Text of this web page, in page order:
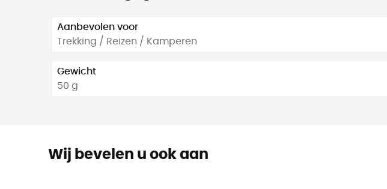
Aanbevolen voor
Trekking / Reizen / Kamperen
Gewicht
50 g
Wij bevelen u ook aan